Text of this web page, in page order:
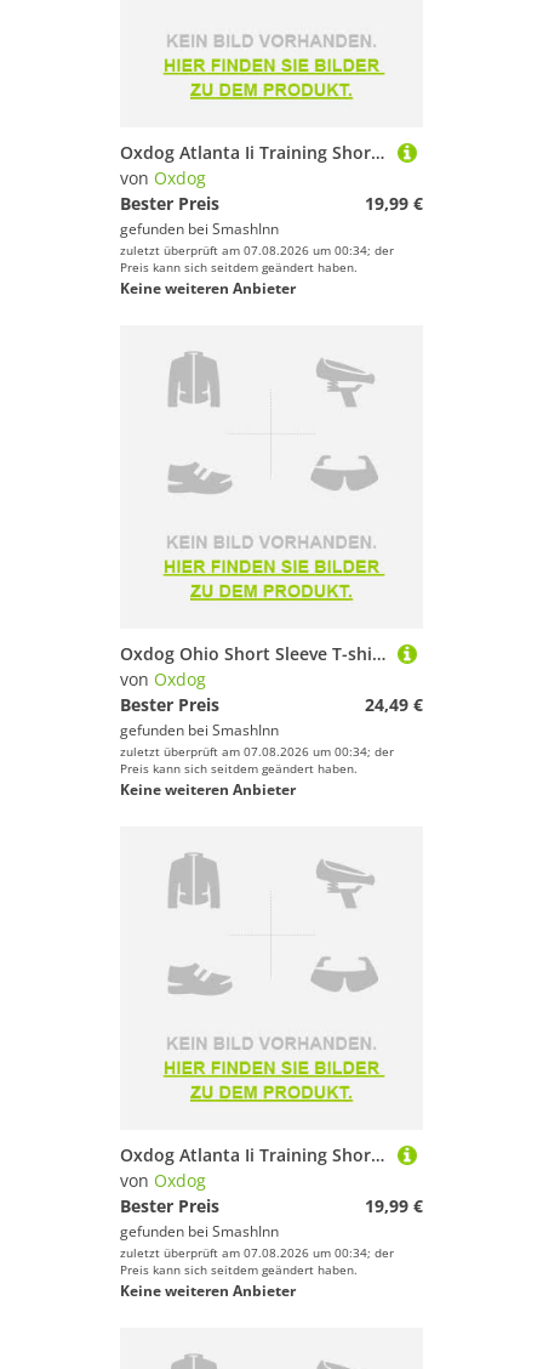
Oxdog Atlanta Ii Training Short Sleeve T-shirt Orange M Mann
von Oxdog
Bester Preis
19,99 €
gefunden bei SmashInn
zuletzt überprüft am 07.08.2026 um 00:34; der
Preis kann sich seitdem geändert haben.
Keine weiteren Anbieter
Oxdog Ohio Short Sleeve T-shirt Schwarz S Mann
von Oxdog
Bester Preis
24,49 €
gefunden bei SmashInn
zuletzt überprüft am 07.08.2026 um 00:34; der
Preis kann sich seitdem geändert haben.
Keine weiteren Anbieter
Oxdog Atlanta Ii Training Short Sleeve T-shirt Orange L Mann
von Oxdog
Bester Preis
19,99 €
gefunden bei SmashInn
zuletzt überprüft am 07.08.2026 um 00:34; der
Preis kann sich seitdem geändert haben.
Keine weiteren Anbieter